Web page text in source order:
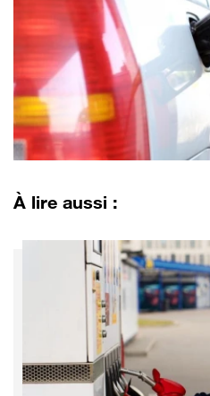
À lire aussi :